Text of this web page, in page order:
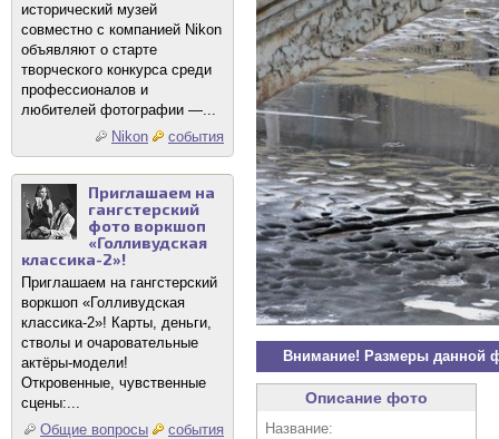
исторический музей
совместно с компанией Nikon
объявляют о старте
творческого конкурса среди
профессионалов и
любителей фотографии —...
Nikon
события
Приглашаем на
гангстерский
фото воркшоп
«Голливудская
классика-2»!
Приглашаем на гангстерский
воркшоп «Голливудская
классика-2»! Карты, деньги,
стволы и очаровательные
актёры-модели!
Откровенные, чувственные
сцены:...
Общие вопросы
события
Внимание! Размеры данной
Описание фото
Название: